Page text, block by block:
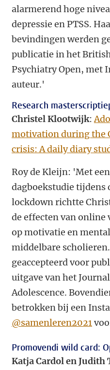
alarmerend hoge
depressie en PTSS.
bevindingen werden
publicatie in het
Psychiatry Open, met
auteur.'
Research
Christel Klootwijk:
motivation during the
crisis: A daily diary
Roy de Kleijn: 'Met
dagboekstudie tijdens
lockdown richtte
de effecten van online
op motivatie en
middelbare
geaccepteerd voor
uitgave van het
Adolescence.
betrokken bij een
@samenleren2021
Promovendi wild card:
Katja Cardol en Judith